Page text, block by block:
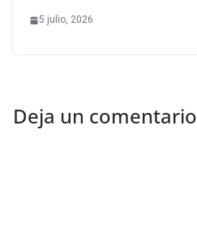
5 julio, 2026
Deja un comentario